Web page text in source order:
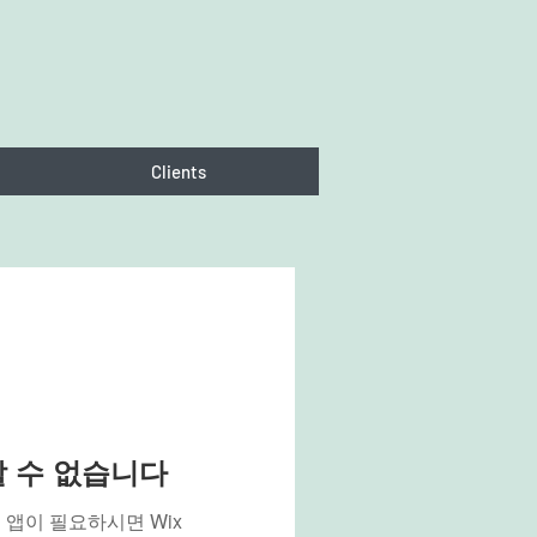
Clients
수 없습니다
이 필요하시면 Wix